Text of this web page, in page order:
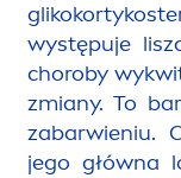
występuje
choroby
zmiany. To
zabarwieniu.
jego główna